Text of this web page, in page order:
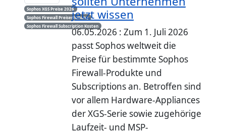
Sophos XGS Preise 2026
Sophos Firewall Preiserhöhung
Sophos Firewall Subscription Kosten
jetzt wissen
06.05.2026 : Zum 1. Juli 2026
passt Sophos weltweit die
Preise für bestimmte Sophos
Firewall-Produkte und
Subscriptions an. Betroffen sind
vor allem Hardware-Appliances
der XGS-Serie sowie zugehörige
Laufzeit- und MSP-